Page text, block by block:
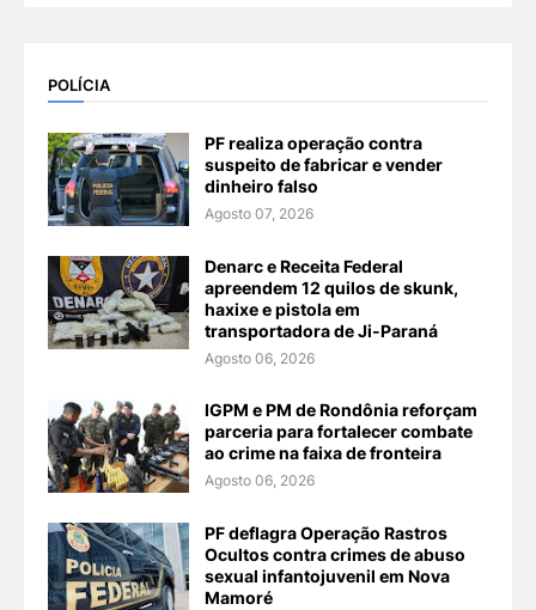
POLÍCIA
PF realiza operação contra
suspeito de fabricar e vender
dinheiro falso
Agosto 07, 2026
Denarc e Receita Federal
apreendem 12 quilos de skunk,
haxixe e pistola em
transportadora de Ji-Paraná
Agosto 06, 2026
IGPM e PM de Rondônia reforçam
parceria para fortalecer combate
ao crime na faixa de fronteira
Agosto 06, 2026
PF deflagra Operação Rastros
Ocultos contra crimes de abuso
sexual infantojuvenil em Nova
Mamoré